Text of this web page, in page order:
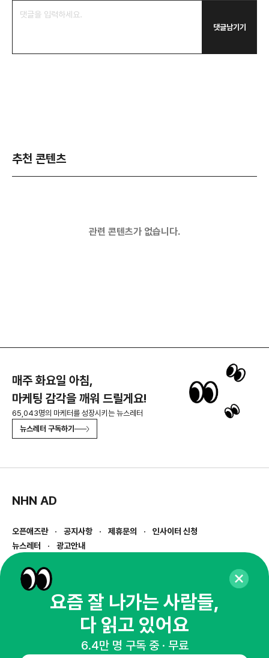
댓글남기기
추천 콘텐츠
관련 콘텐츠가 없습니다.
매주 화요일 아침,
마케팅 감각을 깨워 드릴게요!
65,043명의 마케터를 성장시키는 뉴스레터
뉴스레터 구독하기
NHN AD
오픈애즈란 공지사항 제휴문의
인사이터 신청
뉴스레터
광고안내
경기도 성남시 분당구 대왕판교로645번길 16
사업자등록번호 : 144-81-27690(
통신판매업신고번호 : 2014-경기성남-1023
호스팅서비스사업자 : 오픈애즈
1800-2198
openads@openads.co.kr
요즘 잘 나가는 사람들,
다 읽고 있어요
6.4만 명 구독 중 · 무료